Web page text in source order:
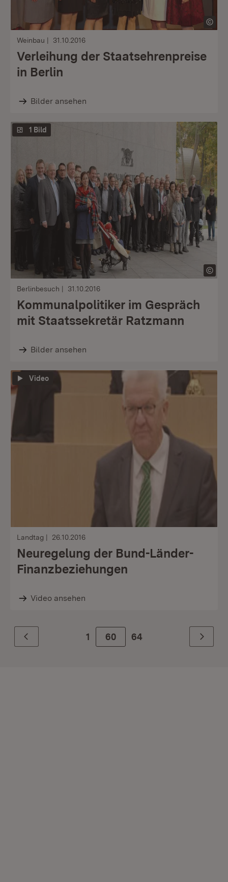
Weinbau 31.10.2016
Verleihung der Staatsehrenpreise
in Berlin
Bilder ansehen
1 Bild
Berlinbesuch 31.10.2016
Kommunalpolitiker im Gespräch
mit Staatssekretär Ratzmann
Bilder ansehen
Video
Landtag 26.10.2016
Neuregelung der Bund-Länder-
Finanzbeziehungen
Video ansehen
Zurück 1 Zur Seite
60 64 Weiter